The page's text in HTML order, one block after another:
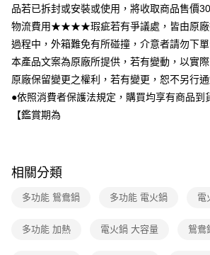
品若已拆封或安裝或使用，將收取商品售價
物流費用★★★★瑕疵若有爭議處，皆由原廠
過程中，外箱難免有所碰撞，介意者請勿
本產品文案為原廠所提供，若有變動，以實際
原廠保留變更之權利，若有變更，恕不另行通
●依照消費者保護法規定，購買均享有商品到
【鑑賞期為
相關分類
多功能 鴛鴦鍋 多功能 電火鍋 電
多功能 加熱 電火鍋 大容量 鴛鴦